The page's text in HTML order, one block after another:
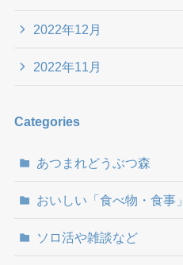
2022年12月
2022年11月
Categories
あつまれどうぶつ森
おいしい「食べ物・食事」
ソロ活や雑談など